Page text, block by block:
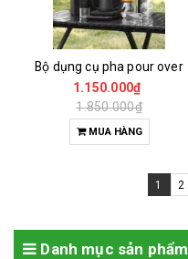
Bộ dụng cụ pha pour over
1.150.000₫
1.850.000₫
MUA HÀNG
1 2
Danh mục sản phẩm